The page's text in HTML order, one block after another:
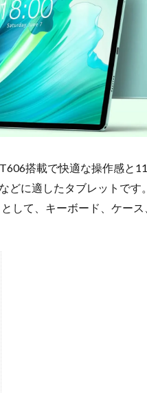
搭載で快適な操作感と
どに適したタブレットです。
して、キーボード、ケー